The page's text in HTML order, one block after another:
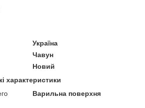
Україна
Чавун
Новий
характеристики
Варильна поверхня